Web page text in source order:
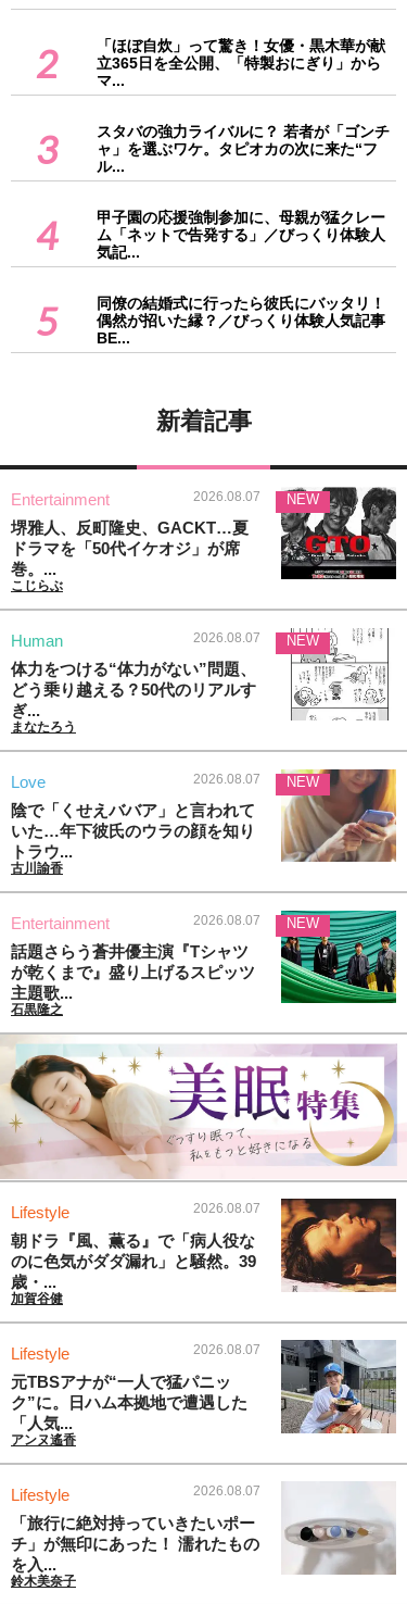
2
「ほぼ自炊」って驚き！女優・黒木華が献
立365日を全公開、「特製おにぎり」から
マ...
3
スタバの強力ライバルに？ 若者が「ゴンチ
ャ」を選ぶワケ。タピオカの次に来た“フ
ル...
4
甲子園の応援強制参加に、母親が猛クレー
ム「ネットで告発する」／びっくり体験人
気記...
5
同僚の結婚式に行ったら彼氏にバッタリ！
偶然が招いた縁？／びっくり体験人気記事
BE...
新着記事
Entertainment 2026.08.07
堺雅人、反町隆史、GACKT…夏
ドラマを「50代イケオジ」が席
巻。...
こじらぶ
NEW
Human 2026.08.07
体力をつける“体力がない”問題、
どう乗り越える？50代のリアルす
ぎ...
まなたろう
NEW
Love 2026.08.07
陰で「くせえババア」と言われて
いた…年下彼氏のウラの顔を知り
トラウ...
古川諭香
NEW
Entertainment 2026.08.07
話題さらう蒼井優主演『Tシャツ
が乾くまで』盛り上げるスピッツ
主題歌...
石黒隆之
NEW
Lifestyle 2026.08.07
朝ドラ『風、薫る』で「病人役な
のに色気がダダ漏れ」と騒然。39
歳・...
加賀谷健
Lifestyle 2026.08.07
元TBSアナが“一人で猛パニッ
ク”に。日ハム本拠地で遭遇した
「人気...
アンヌ遙香
Lifestyle 2026.08.07
「旅行に絶対持っていきたいポー
チ」が無印にあった！ 濡れたもの
を入...
鈴木美奈子